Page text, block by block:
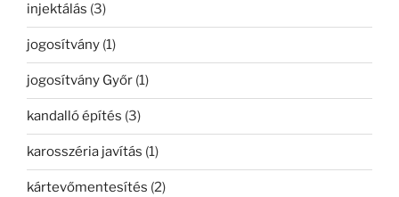
injektálás (3)
jogosítvány (1)
jogosítvány Győr (1)
kandalló építés (3)
karosszéria javítás (1)
kártevőmentesítés (2)